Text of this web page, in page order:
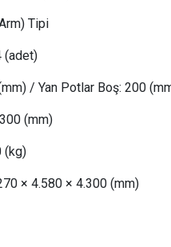
Tipi
(adet)
/ Yan Potlar Boş: 200
300 (mm)
(kg)
× 4.580 × 4.300 (mm)